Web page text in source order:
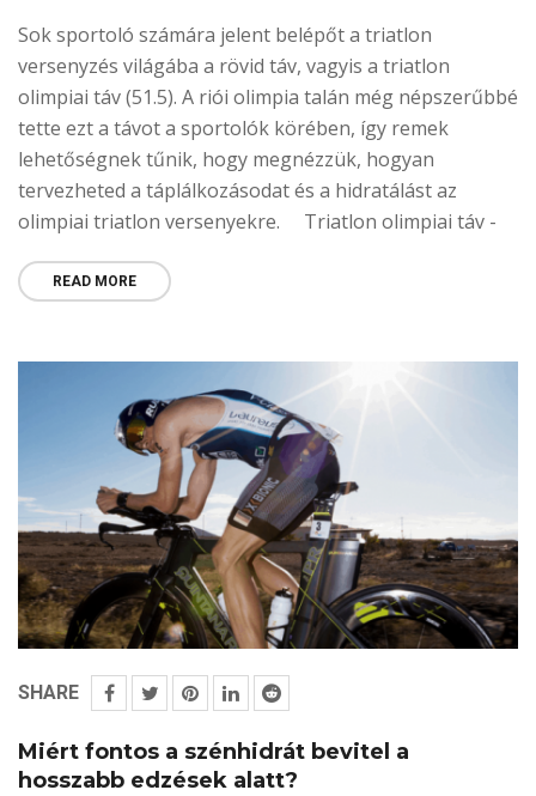
Sok sportoló számára jelent belépőt a triatlon
versenyzés világába a rövid táv, vagyis a triatlon
olimpiai táv (51.5). A riói olimpia talán még népszerűbbé
tette ezt a távot a sportolók körében, így remek
lehetőségnek tűnik, hogy megnézzük, hogyan
tervezheted a táplálkozásodat és a hidratálást az
olimpiai triatlon versenyekre. Triatlon olimpiai táv -
READ MORE
SHARE
Miért fontos a szénhidrát bevitel a
hosszabb edzések alatt?